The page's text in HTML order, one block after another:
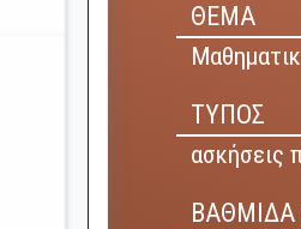
ΘΕΜΑ
ΤΥΠΟΣ
ασκήσεις
ΒΑΘΜΙΔΑ